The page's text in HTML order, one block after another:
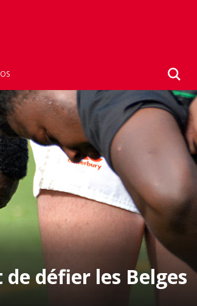
défier les Belges